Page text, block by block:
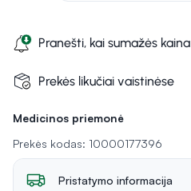
Medicinos priemonė
Prekės kodas: 10000177396
Pranešti, kai sumažės kaina
Prekės likučiai vaistinėse
Pristatymo informacija